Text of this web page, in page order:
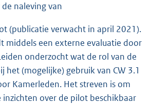
naleving van
(publicatie verwacht in april 2021).
middels een externe evaluatie door
onderzocht wat de rol van de
het (mogelijke) gebruik van CW 3.1
Kamerleden. Het streven is om
inzichten over de pilot beschikbaar